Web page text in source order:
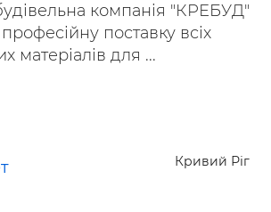
компанія "КРЕБУД"
поставку всіх
матеріалів для ...
Кривий Ріг